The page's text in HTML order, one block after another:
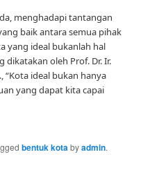
menghadapi tantangan
baik antara semua pihak
yang ideal bukanlah hal
dikatakan oleh Prof. Dr. Ir.
“Kota ideal bukan hanya
yang dapat kita capai
bentuk kotabyadmin.